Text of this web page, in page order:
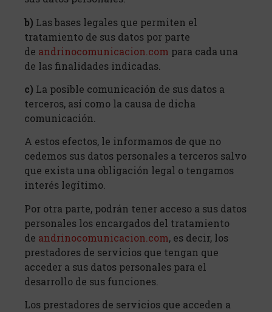
b) Las bases legales que permiten el
tratamiento de sus datos por parte
de andrinocomunicacion.com para cada una
de las finalidades indicadas.
c) La posible comunicación de sus datos a
terceros, así como la causa de dicha
comunicación.
A estos efectos, le informamos de que no
cedemos sus datos personales a terceros salvo
que exista una obligación legal o tengamos
interés legítimo.
Por otra parte, podrán tener acceso a sus datos
personales los encargados del tratamiento
de andrinocomunicacion.com, es decir, los
prestadores de servicios que tengan que
acceder a sus datos personales para el
desarrollo de sus funciones.
Los prestadores de servicios que acceden a